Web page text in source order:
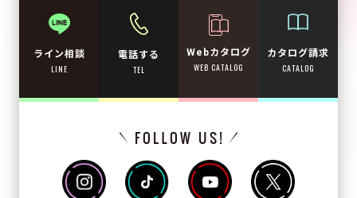
ライン相談
LINE
電話する
TEL
Webカタログ
WEB CATALOG
カタログ請求
CATALOG